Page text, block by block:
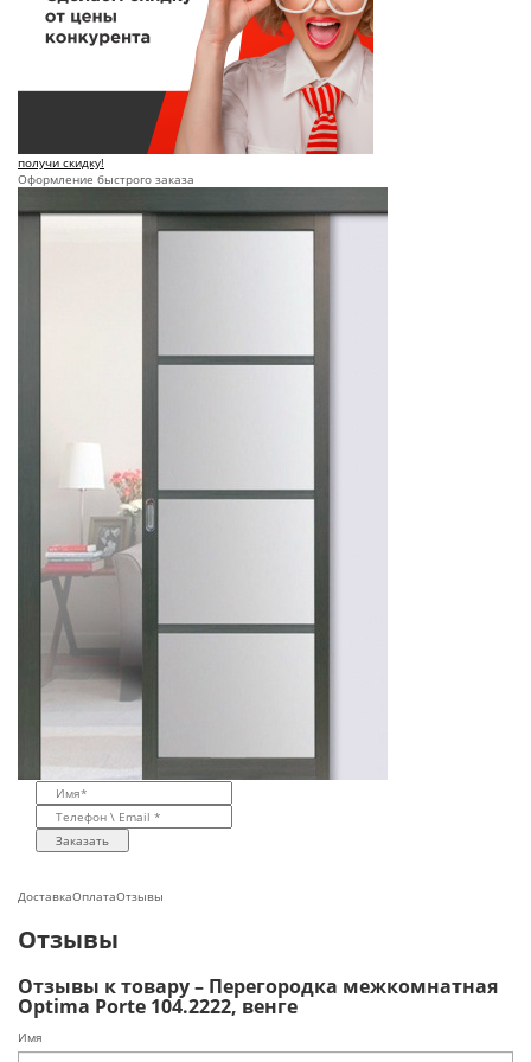
получи скидку!
Оформление быстрого заказа
Заказать
ДоставкаОплатаОтзывы
Отзывы
Отзывы к товару – Перегородка межкомнатная
Optima Porte 104.2222, венге
Имя